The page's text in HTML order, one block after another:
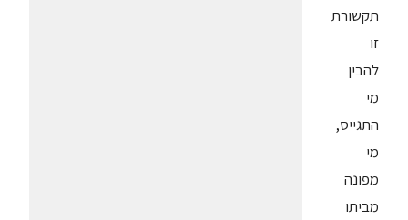
תקשורת
זו
להבין
מי
התגייס,
מי
מפונה
מביתו